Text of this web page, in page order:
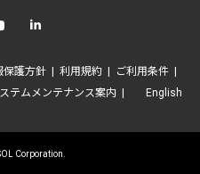
保護方針 利用規約
ご利用条件
テムメンテナンス案内 English
Corporation.